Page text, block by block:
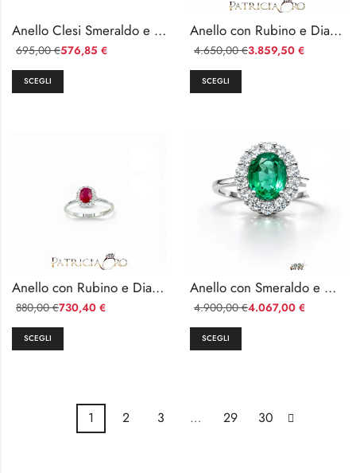
Anello Clesi Smeraldo e Diamanti Oro Bianco 18kt
576,85 €
695,00€
SCEGLI
Anello con Rubino e Diamanti in Oro Bianco 18kt Davite & Delucchi
3.859,50 €
4.650,00€
SCEGLI
Anello con Rubino e Diamanti in Oro Bianco 750 Davite & Delucchi
730,40 €
880,00€
SCEGLI
Anello con Smeraldo e Diamanti in Oro Bianco 18k Davite & Delucchi
4.067,00 €
4.900,00€
SCEGLI
1 2 3 … 29 30